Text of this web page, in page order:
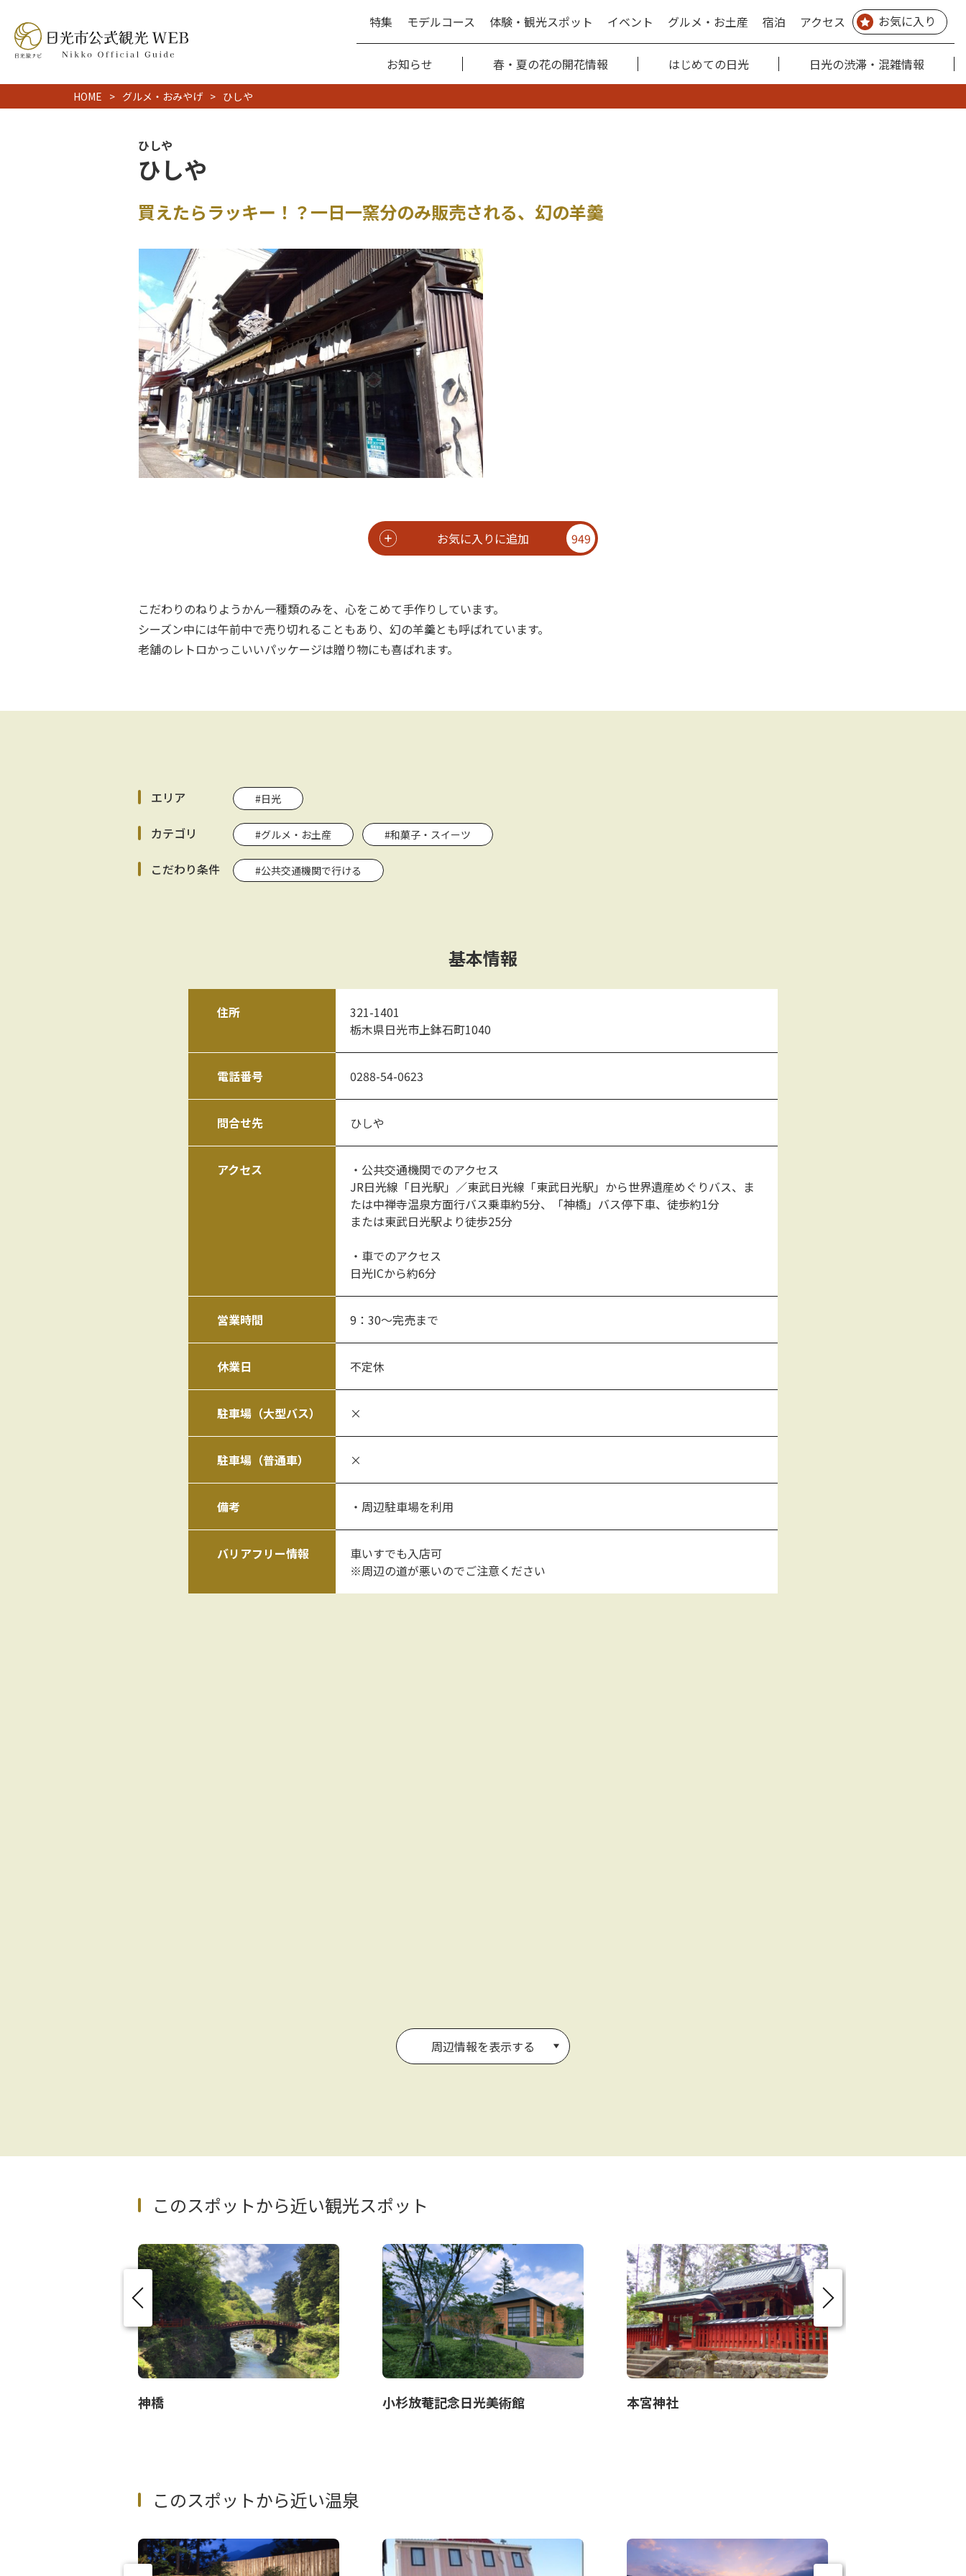
特集 モデルコース 体験・観光スポット イベント グルメ・お土産 宿泊 アクセス お気に入り
お知らせ 春・夏の花の開花情報 はじめての日光 日光の渋滞・混雑情報
HOME グルメ・おみやげ ひしや
ひしや
ひしや
買えたらラッキー！？一日一窯分のみ販売される、幻の羊羹
お気に入りに追加 949
こだわりのねりようかん一種類のみを、心をこめて手作りしています。
シーズン中には午前中で売り切れることもあり、幻の羊羹とも呼ばれています。
老舗のレトロかっこいいパッケージは贈り物にも喜ばれます。
エリア #日光
カテゴリ #グルメ・お土産 #和菓子・スイーツ
こだわり条件 #公共交通機関で行ける
基本情報
住所
321-1401
栃木県日光市上鉢石町1040
電話番号 0288-54-0623
問合せ先 ひしや
アクセス
・公共交通機関でのアクセス
JR日光線「日光駅」／東武日光線「東武日光駅」から世界遺産めぐりバス、ま
たは中禅寺温泉方面行バス乗車約5分、「神橋」バス停下車、徒歩約1分
または東武日光駅より徒歩25分
・車でのアクセス
日光ICから約6分
営業時間 9：30～完売まで
休業日 不定休
駐車場（大型バス） ×
駐車場（普通車） ×
備考 ・周辺駐車場を利用
バリアフリー情報
車いすでも入店可
※周辺の道が悪いのでご注意ください
周辺情報を表示する
このスポットから近い観光スポット
神橋 小杉放菴記念日光美術館 本宮神社
このスポットから近い温泉